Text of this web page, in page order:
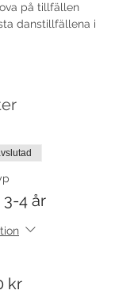
på tillfällen
danstillfällena i
3-4 år
kr